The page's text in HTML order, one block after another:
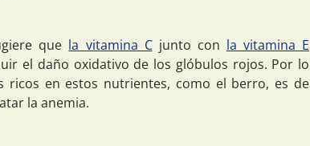
que la vitamina Cjunto con la vitamina E
el daño oxidativo de los glóbulos rojos. Por lo
ricos en estos nutrientes, como el berro, es de
la anemia.